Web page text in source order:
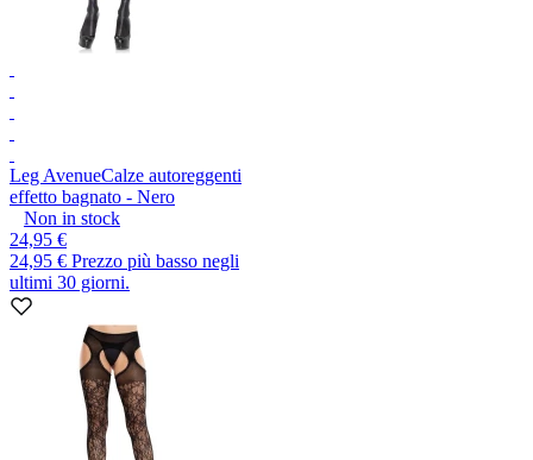
Leg AvenueCalze autoreggenti
effetto bagnato - Nero
Non in stock
24,95 €
24,95 € Prezzo più basso negli
ultimi 30 giorni.